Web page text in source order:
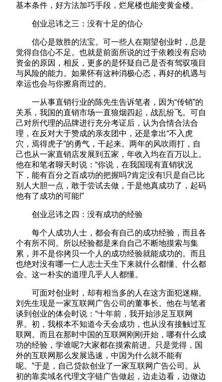
基本条件，好方法加巧手段，烂尾楼也能变黄金楼。
创业忌讳之三：没有十足的信心
信心是致胜的法宝。可一些人在期望创业时，总是
觉得自信心不足。也就是前面所说的过于依赖没有启动
资金的原因，相反，更多的是怀疑自己是否有驾驭项目
与风险的能力。如果怀有这种消极心态，再好的机遇与
幸运也会与你擦肩而过的。
一从事直销行业的陈先生告诉笔者，因为“传销”的
关系，我国的直销市场一直狼烟四起，战乱纷飞。可自
己对所代理的品牌进行充分考证后，认为合情合法合
理，在反对大于赞成的亲友团中，还是拿出“不入虎
穴，焉得虎子”的勇气，干起来。两年的风吹雨打，自
己也从一家直销店发展到五家，年收入均在百万以上。
他在和笔者聊天时说：“你说，在我国现有直销状况
下，能有百分之百成功的把握吗?肯定没有!只是自己比
别人大胆一点，敢于尝试去做，于是他真成功了，起码
他有了成功的可能!”
创业忌讳之四：没有成功的经验
每个人成功人士，都会有自己的成功经验，而且各
个有所不同。所以经验都是来自自己不断地摸索与集
累，并不是你拷贝一个人的成功经验就能成功的。而且
也绝对没有哪一仁人志士天生下来就什么都懂、什么都
会。这一朴实的道理几乎人人都懂。
可面对创业时，却有相当多的人在这方面犯迷糊。
刘先生现是一家互联网广告公司的董事长。他在与笔者
谈到创业的体会时说：“十年前，我开始涉足互联网
界。初，我根本不知道今天会成功，也从没有接触过互
联网。而且在那时中国的互联网刚刚开始，哪有什么成
功的经验，学谁呢?大家都在摸索前进。只是觉得，国
外的互联网那么发展迅速，中国为什么就不能有
呢。”于是，自己贷款创业了一家互联网广告公司。从
初的靠卖域名代理文字链广告做起，边走边看，边做边